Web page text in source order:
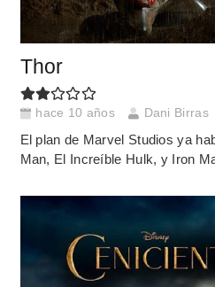
Thor
hace 10 años Dani Birras
El plan de Marvel Studios ya
Man, El Increíble Hulk, y Iron